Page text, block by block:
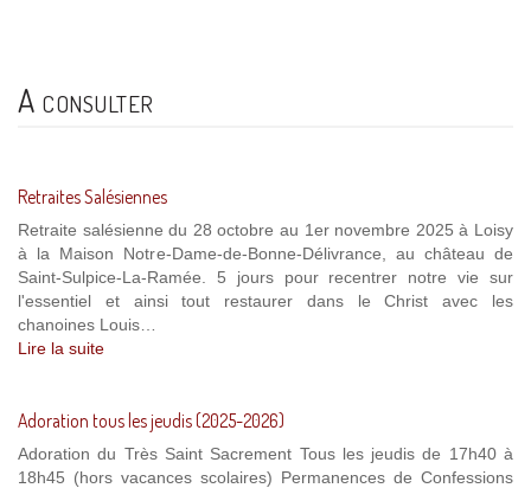
A consulter
Retraites Salésiennes
Retraite salésienne du 28 octobre au 1er novembre 2025 à Loisy
à la Maison Notre-Dame-de-Bonne-Délivrance, au château de
Saint-Sulpice-La-Ramée. 5 jours pour recentrer notre vie sur
l'essentiel et ainsi tout restaurer dans le Christ avec les
chanoines Louis…
Lire la suite
Adoration tous les jeudis (2025-2026)
Adoration du Très Saint Sacrement Tous les jeudis de 17h40 à
18h45 (hors vacances scolaires) Permanences de Confessions